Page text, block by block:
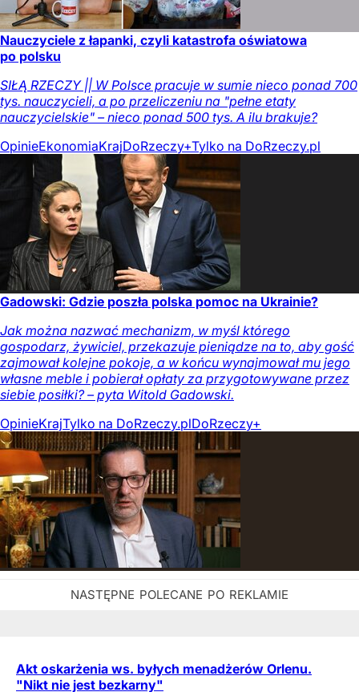
Nauczyciele z łapanki, czyli katastrofa oświatowa
po polsku
SIŁĄ RZECZY || W Polsce pracuje w sumie nieco ponad 700
tys. nauczycieli, a po przeliczeniu na "pełne etaty
nauczycielskie" – nieco ponad 500 tys. A ilu brakuje?
OpinieEkonomiaKrajDoRzeczy+Tylko na DoRzeczy.pl
Gadowski: Gdzie poszła polska pomoc na Ukrainie?
Jak można nazwać mechanizm, w myśl którego
gospodarz, żywiciel, przekazuje pieniądze na to, aby gość
zajmował kolejne pokoje, a w końcu wynajmował mu jego
własne meble i pobierał opłaty za przygotowywane przez
siebie posiłki? – pyta Witold Gadowski.
OpinieKrajTylko na DoRzeczy.plDoRzeczy+
Akt oskarżenia ws. byłych menadżerów Orlenu.
"Nikt nie jest bezkarny"